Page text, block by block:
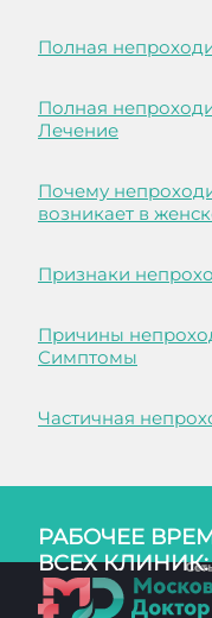
Полная
Полная
Лечение
Почему
возникает в
Признаки
Причины
Симптомы
Частичная
РАБОЧЕЕ
ВСЕХ КЛИНИК: